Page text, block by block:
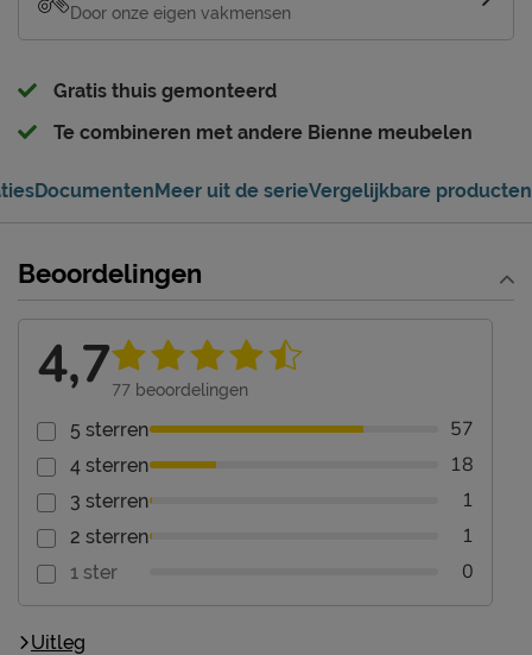
Door onze eigen vakmensen
Gratis thuis gemonteerd
Te combineren met andere Bienne meubelen
DocumentenMeer uit de serieVergelijkbare producten
Beoordelingen
4,777 beoordelingen
5 sterren 57
4 sterren 18
3 sterren 1
2 sterren 1
1 ster 0
Uitleg